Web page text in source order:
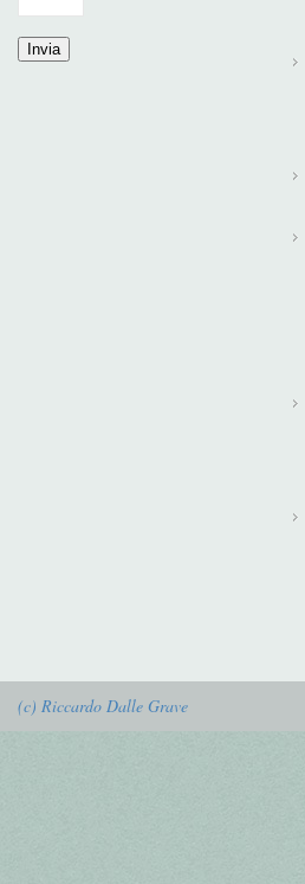
(c) Riccardo Dalle Grave